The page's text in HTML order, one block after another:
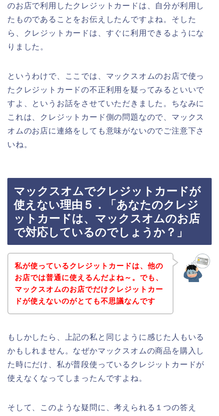
のお店で利用したクレジットカードは、自分が利用し
たものであることをお伝えしたんですよね。そした
ら、クレジットカードは、すぐに利用できるようにな
りました。
というわけで、ここでは、マックスオムのお店で使っ
たクレジットカードの不正利用を疑ってみるといいで
すよ、というお話をさせていただきました。ちなみに
これは、クレジットカード側の問題なので、マックス
オムのお店に連絡をしても意味がないのでご注意下さ
いね。
マックスオムでクレジットカードが
使えない理由５．「あなたのクレジ
ットカードは、マックスオムのお店
で対応しているのでしょうか？」
私が使っているクレジットカードは、他の
お店では普通に使えるんだよね～。でも、
マックスオムのお店でだけクレジットカー
ドが使えないのがとても不思議なんです
もしかしたら、上記の私と同じように感じた人もいる
かもしれません。なぜかマックスオムの商品を購入し
た時にだけ、私が普段使っているクレジットカードが
使えなくなってしまったんですよね。
そして、このような疑問に、考えられる１つの答え